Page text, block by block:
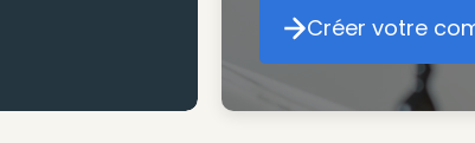
Créer votre